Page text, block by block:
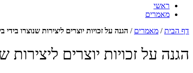
ראשי
מאמרים
דף הבית/ מאמרים / הגנה על זכויות יוצרים ליצירות שנוצרו
הגנה על זכויות יוצרים